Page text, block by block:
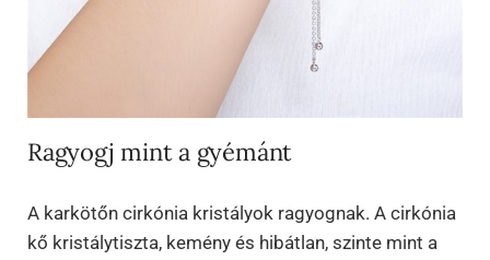
Ragyogj mint a gyémánt
A karkötőn cirkónia kristályok ragyognak. A cirkónia
kő kristálytiszta, kemény és hibátlan, szinte mint a